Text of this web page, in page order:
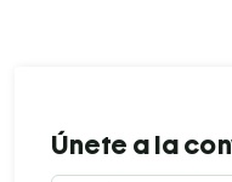
Únete a la